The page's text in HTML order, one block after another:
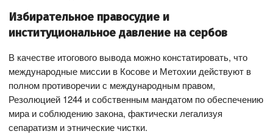
Избирательное правосудие и
институциональное давление на сербов
В качестве итогового вывода можно констатировать, что
международные миссии в Косове и Метохии действуют в
полном противоречии с международным правом,
Резолюцией 1244 и собственным мандатом по обеспечению
мира и соблюдению закона, фактически легализуя
сепаратизм и этнические чистки.